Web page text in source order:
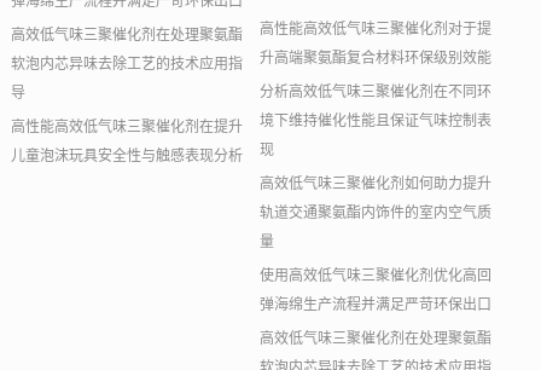
高效低气味三聚催化剂在处理聚氨酯
软泡内芯异味去除工艺的技术应用指
导
高性能高效低气味三聚催化剂在提升
儿童泡沫玩具安全性与触感表现分析
高性能高效低气味三聚催化剂对于提
升高端聚氨酯复合材料环保级别效能
分析高效低气味三聚催化剂在不同环
境下维持催化性能且保证气味控制表
现
高效低气味三聚催化剂如何助力提升
轨道交通聚氨酯内饰件的室内空气质
量
使用高效低气味三聚催化剂优化高回
弹海绵生产流程并满足严苛环保出口
高效低气味三聚催化剂在处理聚氨酯